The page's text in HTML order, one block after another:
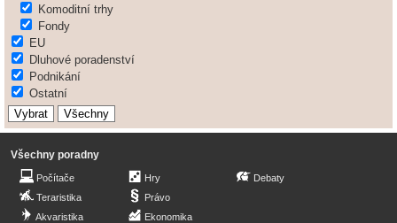
Komoditní trhy
Fondy
EU
Dluhové poradenství
Podnikání
Ostatní
Všechny poradny
Počítače
Teraristika
Akvaristika
Hry
Právo
Ekonomika
Debaty